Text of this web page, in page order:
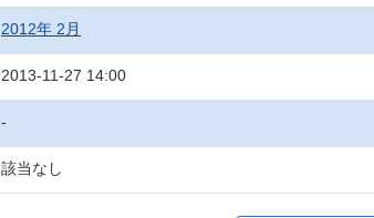
2012年 2月
2013-11-27 14:00
-
該当なし